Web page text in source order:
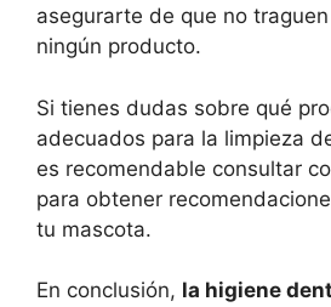
asegurarte de que no
ningún producto.
Si tienes dudas sobre qué
adecuados para la limpieza
es recomendable consultar
para obtener
tu mascota.
En conclusión, la higiene